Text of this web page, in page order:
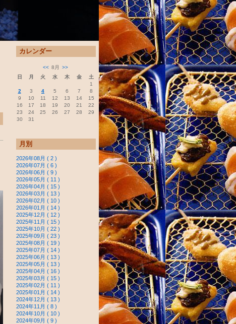
カレンダー
<< 8月
>>
日
月 火 水 木 金
土
1
2
3 4 5 6 7
8
9
10 11 12 13 14
15
16
17 18 19 20 21
22
23
24 25 26 27 28
29
30
31
月別
2026年08月 ( 2 )
2026年07月 ( 6 )
2026年06月 ( 9 )
2026年05月 ( 11 )
2026年04月 ( 15 )
2026年03月 ( 13 )
2026年02月 ( 10 )
2026年01月 ( 14 )
2025年12月 ( 12 )
2025年11月 ( 15 )
2025年10月 ( 22 )
2025年09月 ( 23 )
2025年08月 ( 19 )
2025年07月 ( 14 )
2025年06月 ( 13 )
2025年05月 ( 13 )
2025年04月 ( 16 )
2025年03月 ( 15 )
2025年02月 ( 11 )
2025年01月 ( 14 )
2024年12月 ( 13 )
2024年11月 ( 8 )
2024年10月 ( 10 )
2024年09月 ( 9 )